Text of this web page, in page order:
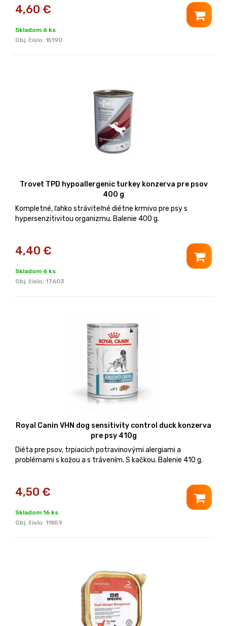
4,60 €
Skladom 6 ks
Obj. čislo: 15190
Trovet TPD hypoallergenic turkey konzerva pre psov
400 g
Kompletné, ľahko stráviteľné diétne krmivo pre psy s
hypersenzitivitou organizmu. Balenie 400 g.
4,40 €
Skladom 6 ks
Obj. čislo: 17603
Royal Canin VHN dog sensitivity control duck konzerva
pre psy 410g
Diéta pre psov, trpiacich potravinovými alergiami a
problémami s kožou a s trávením. S kačkou. Balenie 410 g.
4,50 €
Skladom 16 ks
Obj. čislo: 11859